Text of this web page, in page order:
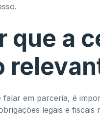
que a
falar em parceria, é
legais e fiscais